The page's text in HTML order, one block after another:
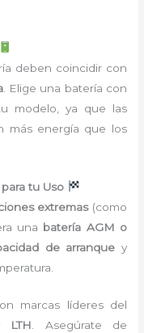
deben coincidir con
. Elige una batería con
modelo, ya que las
más energía que los
tu Uso
extremas(como
una batería AGM o
de arranque y
marcas líderes del
LTH. Asegúrate de